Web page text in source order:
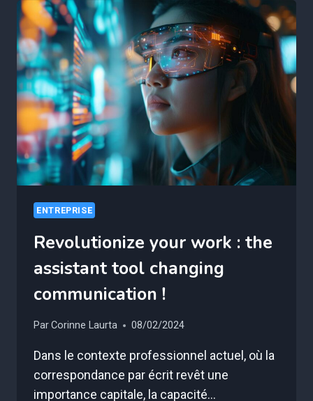
EFFETS
INATTENDUS
DES
THREADS
RÉVÉLÉS
!
ENTREPRISE
Revolutionize your work : the
assistant tool changing
communication !
ParCorinne Laurta 08/02/2024
Dans le contexte professionnel actuel, où la
correspondance par écrit revêt une
importance capitale, la capacité…